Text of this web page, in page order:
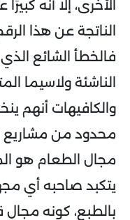
الأخرى، إلا أنه
الناتجة عن هذا
فالخطأ الشائع
الناشئة ولاسيما
والكافيهات أنهم
محدود من مشاريع
مجال الطعام هو
يتكبد صاحبه أي
بالطبع، كونه